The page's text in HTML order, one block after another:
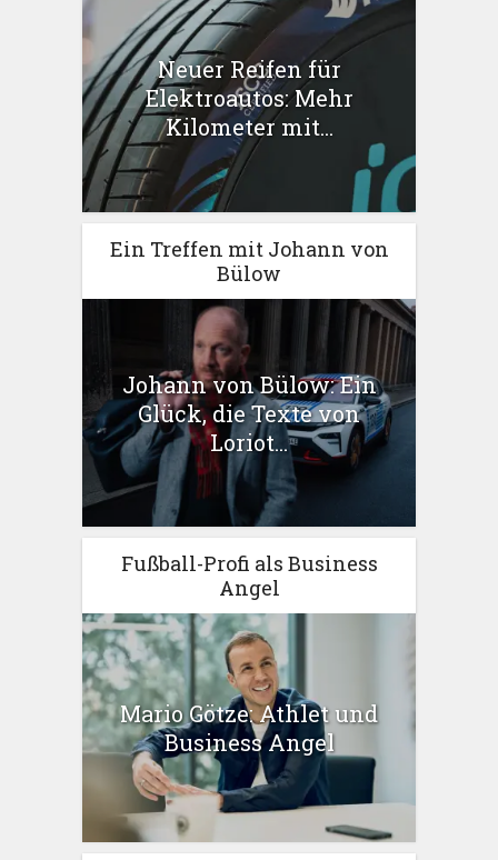
Neuer Reifen für
Elektroautos: Mehr
Kilometer mit...
Ein Treffen mit Johann von
Bülow
Johann von Bülow: Ein
Glück, die Texte von
Loriot...
Fußball-Profi als Business
Angel
Mario Götze: Athlet und
Business Angel